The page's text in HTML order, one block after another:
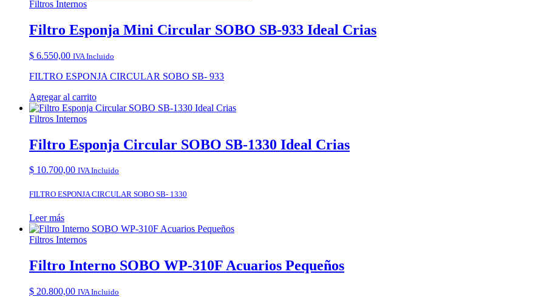
Filtros Internos
Filtro Esponja Mini Circular SOBO SB-933 Ideal Crias
$ 6.550,00 IVA Incluido
FILTRO ESPONJA CIRCULAR SOBO SB- 933
Agregar al carrito
Filtros Internos
Filtro Esponja Circular SOBO SB-1330 Ideal Crias
$ 10.700,00 IVA Incluido
FILTRO ESPONJA CIRCULAR SOBO SB- 1330
Leer más
Filtros Internos
Filtro Interno SOBO WP-310F Acuarios Pequeños
$ 20.800,00 IVA Incluido